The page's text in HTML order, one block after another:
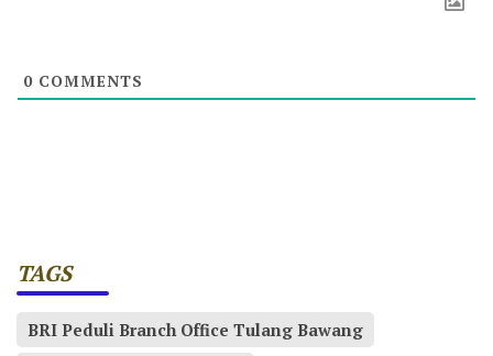
0 COMMENTS
TAGS
BRI Peduli Branch Office Tulang Bawang